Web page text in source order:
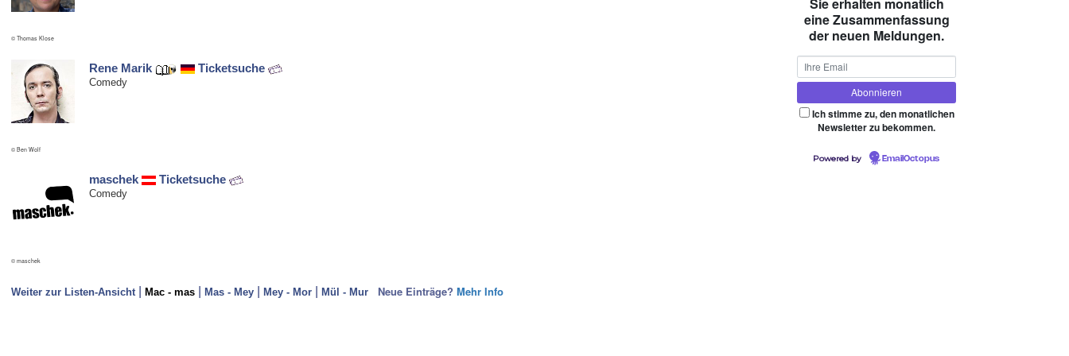
© Thomas Klose
© Ben Wolf
Rene Marik Ticketsuche
Comedy
© maschek
maschek Ticketsuche
Comedy
Weiter zur Listen-Ansicht| Mac - mas | Mas - Mey | Mey - Mor | Mül - Mur Neue Einträge? Mehr Info
eine Zusammenfassung
der neuen Meldungen.
Ich stimme zu, den monatlichen
Newsletter zu bekommen.
Powered by EmailOctopus